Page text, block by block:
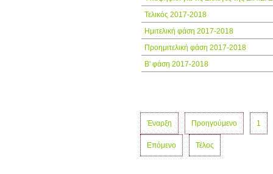
Τελικός 2017-2018
Ημιτελική φάση 2017-2018
Προημιτελική φάση 2017-2018
Β' φάση 2017-2018
Έναρξη Προηγούμενο 1
Επόμενο Τέλος